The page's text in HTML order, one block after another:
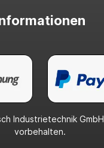
Industrietechnik
vorbehalten.